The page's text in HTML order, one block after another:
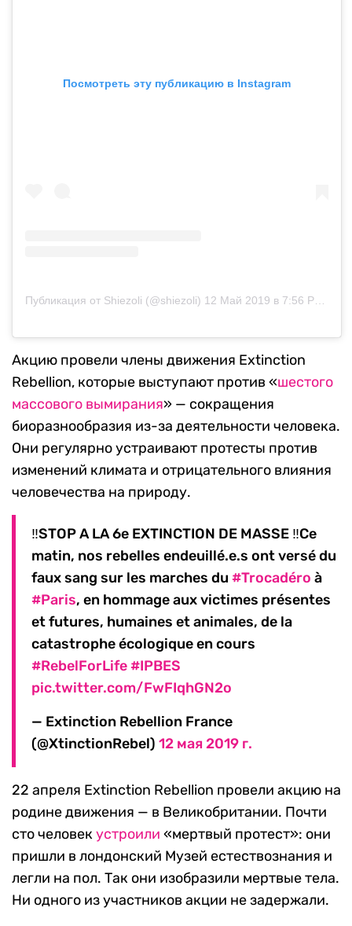
Посмотреть эту публикацию в Instagram
Публикация от Shiezoli (@shiezoli) 12 Май 2019 в 7:56 PDT
Акцию провели члены движения Extinction
Rebellion, которые выступают против «шестого
массового вымирания» — сокращения
биоразнообразия из-за деятельности человека.
Они регулярно устраивают протесты против
изменений климата и отрицательного влияния
человечества на природу.
‼️STOP A LA 6e EXTINCTION DE MASSE ‼️Ce
matin, nos rebelles endeuillé.e.s ont versé du
faux sang sur les marches du #Trocadéro à
#Paris, en hommage aux victimes présentes
et futures, humaines et animales, de la
catastrophe écologique en cours
#RebelForLife#IPBES
pic.twitter.com/FwFIqhGN2o
— Extinction Rebellion France
(@XtinctionRebel) 12 мая 2019 г.
22 апреля Extinction Rebellion провели акцию на
родине движения — в Великобритании. Почти
сто человекустроили «мертвый протест»: они
пришли в лондонский Музей естествознания и
легли на пол. Так они изобразили мертвые тела.
Ни одного из участников акции не задержали.